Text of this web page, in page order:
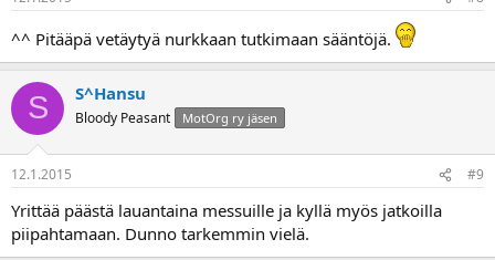
^^ Pitääpä vetäytyä nurkkaan tutkimaan sääntöjä.
S S^Hansu
Bloody Peasant MotOrg ry jäsen
12.1.2015 #9
Yrittää päästä lauantaina messuille ja kyllä myös jatkoilla
piipahtamaan. Dunno tarkemmin vielä.